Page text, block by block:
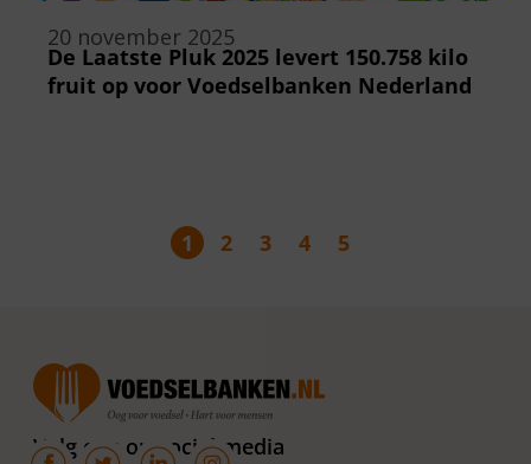
20 november 2025
De Laatste Pluk 2025 levert 150.758 kilo
fruit op voor Voedselbanken Nederland
1 2 3 4 5
Volg ons op social media